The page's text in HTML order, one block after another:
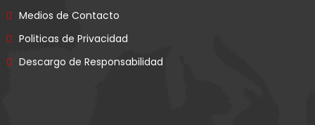
Medios de Contacto
Politicas de Privacidad
Descargo de Responsabilidad